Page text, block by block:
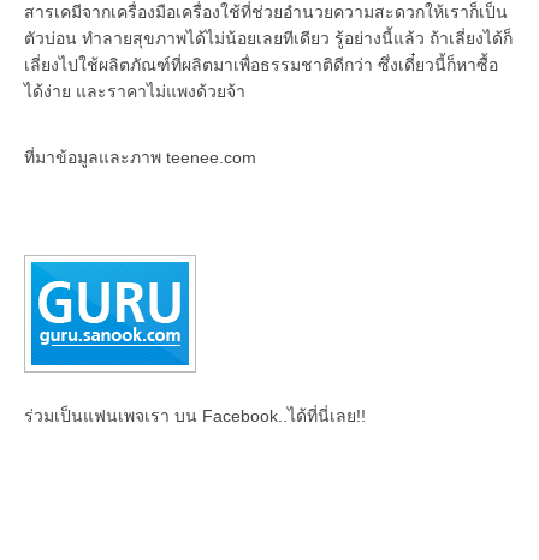
สารเคมีจากเครื่องมือเครื่องใช้ที่ช่วยอำนวยความสะดวกให้เราก็เป็น
ตัวบ่อน ทำลายสุขภาพได้ไม่น้อยเลยทีเดียว รู้อย่างนี้แล้ว ถ้าเลี่ยงได้ก็
เลี่ยงไปใช้ผลิตภัณฑ์ที่ผลิตมาเพื่อธรรมชาติดีกว่า ซึ่งเดี๋ยวนี้ก็หาซื้อ
ได้ง่าย และราคาไม่แพงด้วยจ้า
ที่มาข้อมูลและภาพ teenee.com
ร่วมเป็นแฟนเพจเรา บน Facebook..ได้ที่นี่เลย!!